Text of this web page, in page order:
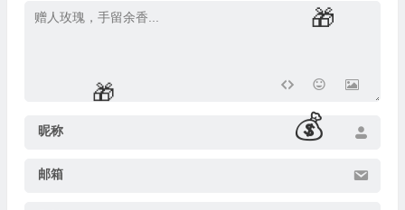
昵称
邮箱